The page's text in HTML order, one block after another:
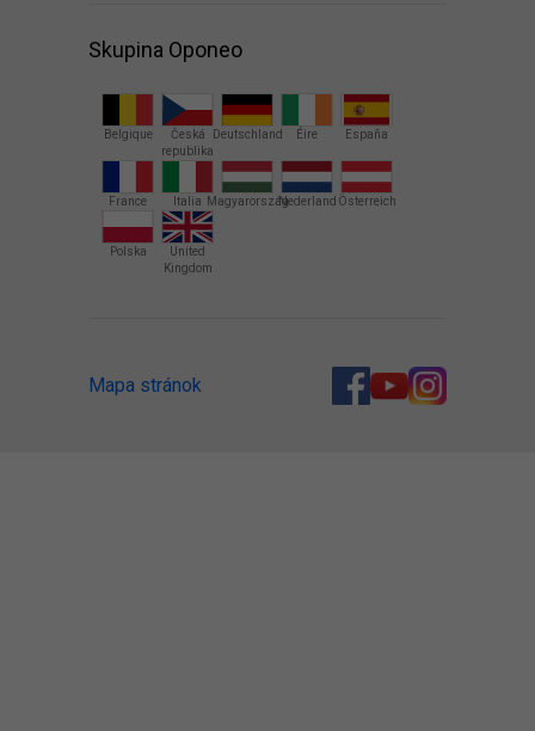
Skupina Oponeo
Belgique
Česká
republika
Deutschland Éire España
France Italia MagyarországNederland Österreich
Polska
United
Kingdom
Mapa stránok